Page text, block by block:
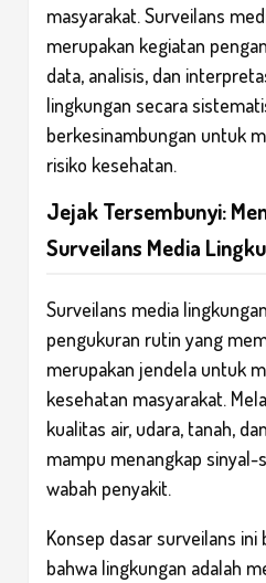
masyarakat. Surveilans
merupakan kegiatan
data, analisis, dan
lingkungan secara
berkesinambungan untuk
risiko kesehatan.
Jejak Tersembunyi:
Surveilans Media
Surveilans media
pengukuran rutin yang
merupakan jendela untuk
kesehatan masyarakat.
kualitas air, udara, tanah,
mampu menangkap sinyal-
wabah penyakit.
Konsep dasar surveilans
bahwa lingkungan adalah